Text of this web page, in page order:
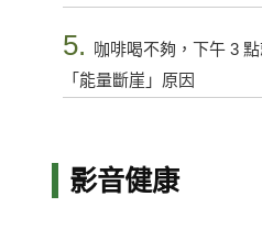
5.
咖啡喝不夠，下午 3
「能量斷崖」原因
影音健康